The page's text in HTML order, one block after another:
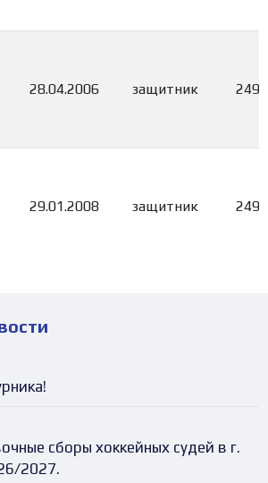
28.04.2006 защитник 2491
29.01.2008 защитник 2492
сборы хоккейных судей в г.
2027.